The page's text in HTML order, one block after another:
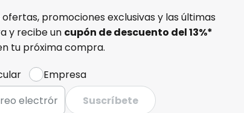
promociones exclusivas y las últimas
y recibe un cupón de descuento del13%*
tu próxima compra.
Empresa
Suscríbete